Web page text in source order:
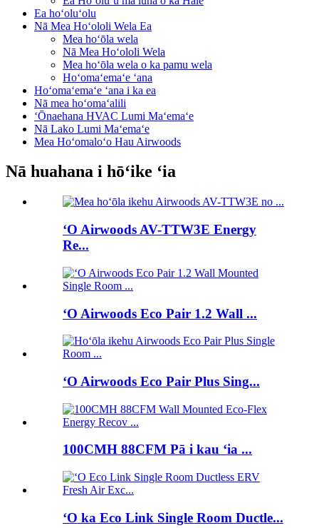
Ea hoʻoluʻolu
Nā Mea Hoʻololi Wela Ea
Mea hoʻōla wela
Nā Mea Hoʻololi Wela
Mea hoʻōla wela o ka pamu wela
Hoʻomaʻemaʻe ʻana
Hoʻomaʻemaʻe ʻana i ka ea
Nā mea hoʻomaʻalili
ʻŌnaehana HVAC Lumi Maʻemaʻe
Nā Lako Lumi Maʻemaʻe
Mea Hoʻomaloʻo Hau Airwoods
Nā huahana i hōʻike ʻia
ʻO Airwoods AV-TTW3E Energy
Re...
ʻO Airwoods Eco Pair 1.2 Wall ...
ʻO Airwoods Eco Pair Plus Sing...
100CMH 88CFM Pā i kau ʻia ...
ʻO ka Eco Link Single Room Ductle...